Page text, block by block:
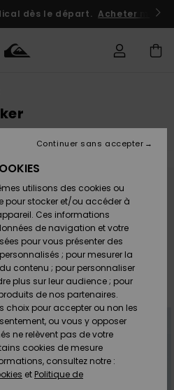
dès le départ. Acheter
nos produits seront
vous plaire
NOUVEAUTÉ
utilisons des cookies ou
pour stocker et/ou accéder à
Ces informations
de navigation et votre
pour vous présenter des
; pour mesurer la
contenu ; pour personnaliser
plus sur leur audience ; pour
de nos partenaires.
choix pour accepter ou non les
ou vous y opposer
ne relèvent pas de votre
cookies de mesure
consultez notre :
et Politique de
Continuer sans accepter